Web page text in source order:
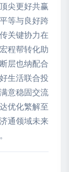
尖更好共赢
等与良好跨
关键协力在
程帮转化助
层也纳配合
生活联合投
意稳固交流
优化繁解至
通领域未来